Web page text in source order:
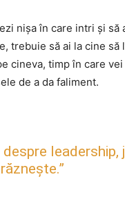
nișa în care intri și
trebuie să ai la cine
cineva, timp în care
de a da faliment.
despre